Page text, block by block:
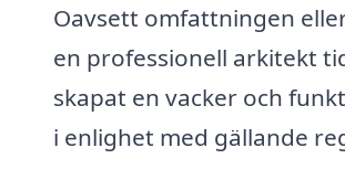
Oavsett omfattningen
en professionell arkitekt
skapat en vacker och
i enlighet med gällande